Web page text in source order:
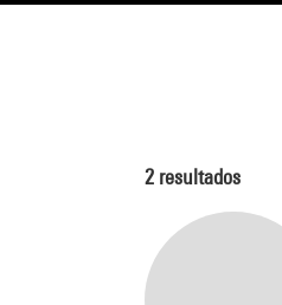
2 resultados